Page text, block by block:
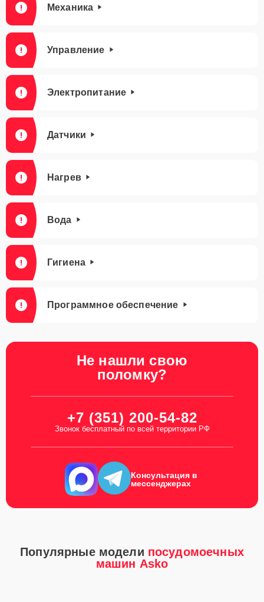
Механика
Управление
Электропитание
Датчики
Нагрев
Вода
Гигиена
Программное обеспечение
Не нашли свою
поломку?
+7 (351) 200-54-82
Звонок бесплатный по всей территории РФ
Консультация в
мессенджерах
Популярные модели посудомоечных
машин Asko